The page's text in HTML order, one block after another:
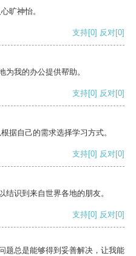
旷神怡。
支持[0] 反对[0]
为我的办公提供帮助。
支持[0] 反对[0]
据自己的需求选择学习方式。
支持[0] 反对[0]
识到来自世界各地的朋友。
支持[0] 反对[0]
题总是能够得到妥善解决，让我能